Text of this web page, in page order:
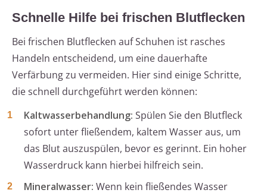
Schnelle Hilfe bei frischen Blutflecken
Bei frischen Blutflecken auf Schuhen ist rasches
Handeln entscheidend, um eine dauerhafte
Verfärbung zu vermeiden. Hier sind einige Schritte,
die schnell durchgeführt werden können:
Kaltwasserbehandlung: Spülen Sie den Blutfleck
sofort unter fließendem, kaltem Wasser aus, um
das Blut auszuspülen, bevor es gerinnt. Ein hoher
Wasserdruck kann hierbei hilfreich sein.
Mineralwasser: Wenn kein fließendes Wasser